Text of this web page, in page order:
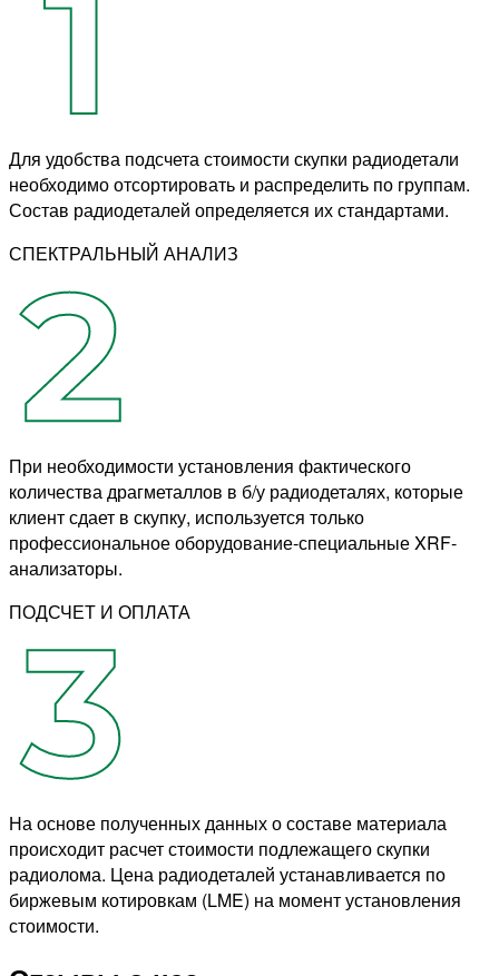
Для удобства подсчета стоимости скупки радиодетали
необходимо отсортировать и распределить по группам.
Состав радиодеталей определяется их стандартами.
СПЕКТРАЛЬНЫЙ АНАЛИЗ
При необходимости установления фактического
количества драгметаллов в б/у радиодеталях, которые
клиент сдает в скупку, используется только
профессиональное оборудование-специальные XRF-
анализаторы.
ПОДСЧЕТ И ОПЛАТА
На основе полученных данных о составе материала
происходит расчет стоимости подлежащего скупки
радиолома. Цена радиодеталей устанавливается по
биржевым котировкам (LME) на момент установления
стоимости.